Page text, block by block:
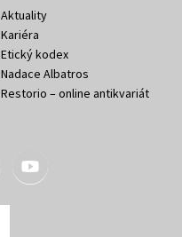
Aktuality
Kariéra
Etický kodex
Nadace Albatros
Restorio – online antikvariát